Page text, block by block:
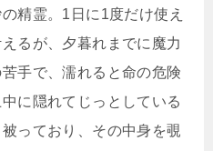
精霊。1日に1度だけ使え
るが、夕暮れまでに魔力
手で、濡れると命の危険
に隠れてじっとしている
っており、その中身を覗